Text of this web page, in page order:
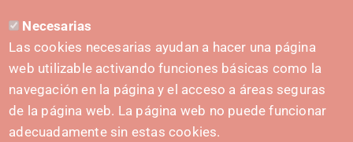
CONTACT
hola@irisnavarra.com
(+34) 628 23 12 32
C. del Sadar, 31006 Pamplona
Contact form
Necesarias
Las cookies necesarias ayudan a hacer una página
web utilizable activando funciones básicas como la
navegación en la página y el acceso a áreas seguras
de la página web. La página web no puede funcionar
adecuadamente sin estas cookies.